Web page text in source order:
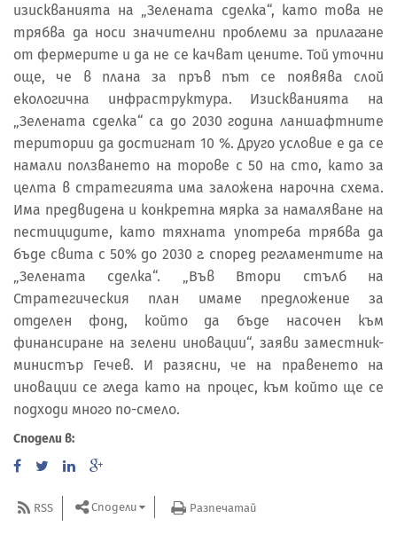
изискванията на „Зелената сделка“, като това не
трябва да носи значителни проблеми за прилагане
от фермерите и да не се качват цените. Той уточни
още, че в плана за пръв път се появява слой
екологична инфраструктура. Изискванията на
„Зелената сделка“ са до 2030 година ланшафтните
територии да достигнат 10 %. Друго условие е да се
намали ползването на торове с 50 на сто, като за
целта в стратегията има заложена нарочна схема.
Има предвидена и конкретна мярка за намаляване на
пестицидите, като тяхната употреба трябва да
бъде свита с 50% до 2030 г. според регламентите на
„Зелената сделка“. „Във Втори стълб на
Стратегическия план имаме предложение за
отделен фонд, който да бъде насочен към
финансиране на зелени иновации“, заяви заместник-
министър Гечев. И разясни, че на правенето на
иновации се гледа като на процес, към който ще се
подходи много по-смело.
Сподели в:
RSS Сподели Разпечатай